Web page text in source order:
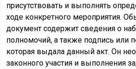
присутствовать и выполнять
ходе конкретного мероприятия.
документ содержит сведения о
полномочий, а также подпись или
которая выдала данный акт. Он
законного участия и выполнения